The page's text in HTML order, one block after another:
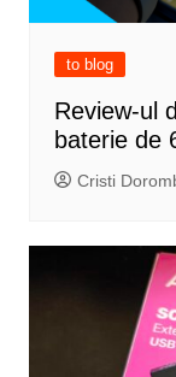
to blog
Review-ul
baterie de
Cristi